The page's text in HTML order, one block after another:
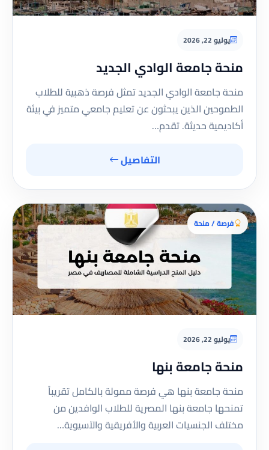
يوليو 22, 2026
منحة جامعة الوادي الجديد
منحة جامعة الوادي الجديد تمثل فرصة ذهبية للطلاب
الطموحين الذين يبحثون عن تعليم جامعي متميز في بيئة
أكاديمية حديثة. تقدم…
التفاصيل
فرصة / منحة
يوليو 22, 2026
منحة جامعة بنها
منحة جامعة بنها هي فرصة ممولة بالكامل تقريباً
تمنحها جامعة بنها المصرية للطلاب الوافدين من
مختلف الجنسيات العربية والأفريقية والآسيوية…